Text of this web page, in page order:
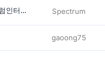
⭐️⭐️비싼 인터넷요금 내려드립니다.⭐️스펙트럼인터넷한국어서비스 Spectrum
gaoong75